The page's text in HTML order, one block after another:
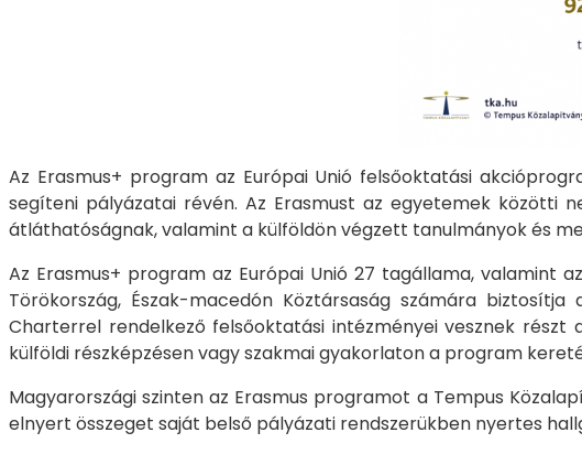
Az Erasmus+ program az Európai Unió felsőoktatási
segíteni pályázatai révén. Az Erasmust az egyetemek közötti
átláthatóságnak, valamint a külföldön végzett tanulmányok és
Az Erasmus+ program az Európai Unió 27 tagállama, valamint
Törökország, Észak-macedón Köztársaság számára
Charterrel rendelkező felsőoktatási intézményei vesznek
külföldi részképzésen vagy szakmai gyakorlaton a program
Magyarországi szinten az Erasmus programot a Tempus
elnyert összeget saját belső pályázati rendszerükben nyertes